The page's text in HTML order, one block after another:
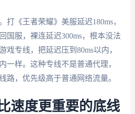
打《王者荣耀》美服延迟180ms，
国服，裸连延迟300ms，根本没法
戏专线，把延迟压到80ms以内，
一样。这种专线不是普通代理，
路，优先级高于普通网络流量。
速度更重要的底线